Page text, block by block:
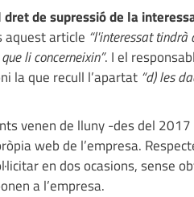
de supressió de la
aquest article “l'interessat
li concerneixin”. I el
la que recull l’apartat “d) les
venen de lluny -des del
web de l’empresa.
en dos ocasions, sense
a l’empresa.